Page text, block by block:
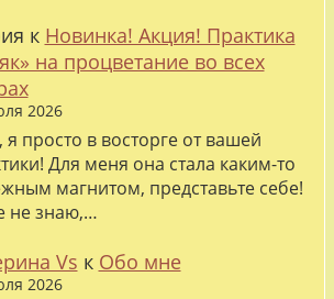
к Новинка! Акция! Практика
на процветание во всех
2026
я просто в восторге от вашей
Для меня она стала каким-то
магнитом, представьте себе!
не знаю,…
Vs к Обо мне
2026